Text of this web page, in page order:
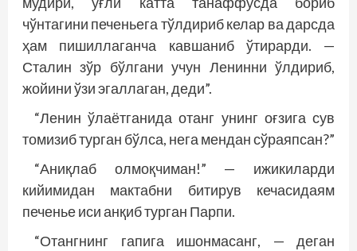
чўнтагини печеньега тўлдириб келар ва дарсда
ҳам пишиллаганча кавшаниб ўтирарди. —
Сталин зўр бўлгани учун Ленинни ўлдириб,
жойини ўзи эгаллаган, деди”.
“Ленин ўлаётганида отанг унинг оғзига сув
томизиб турган бўлса, нега мендан сўраяпсан?”
“Аниқлаб олмоқчиман!” — ижикиларди
кийимидан мактабни битирув кечасидаям
печенье иси анқиб турган Парпи.
“Отангнинг гапига ишонмасанг, — деган